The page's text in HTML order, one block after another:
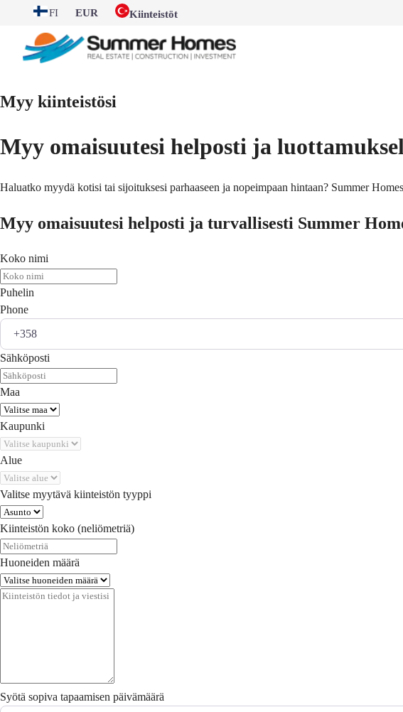
FI EUR Kiinteistöt
Myy kiinteistösi
Myy omaisuutesi helposti ja
Haluatko myydä kotisi tai sijoituksesi parhaaseen ja nopeimpaan hintaan? Summer
Myy omaisuutesi helposti ja turvallisesti Summer
Koko nimi
Puhelin
Phone
Sähköposti
Maa
Kaupunki
Alue
Valitse myytävä kiinteistön tyyppi
Kiinteistön koko (neliömetriä)
Huoneiden määrä
Syötä sopiva tapaamisen päivämäärä